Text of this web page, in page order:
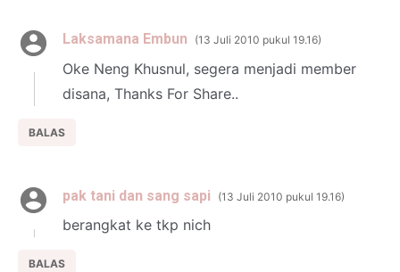
Laksamana Embun 13 Juli 2010 pukul 19.16
Oke Neng Khusnul, segera menjadi member
disana, Thanks For Share..
BALAS
pak tani dan sang sapi 13 Juli 2010 pukul 19.16
berangkat ke tkp nich
BALAS